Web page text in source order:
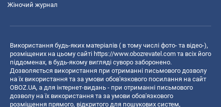
Жіночий журнал
Використання будь-яких матеріалів ( в тому числі фото- та відео-),
розміщених на цьому сайті https://www.obozrevatel.com та всіх його
піддоменах, в будь-якому вигляді суворо заборонено.
Дозволяється використання при отриманні письмового дозволу
на їх використання та за умови обов'язкового посилання на сайт
OBOZ.UA, а для інтернет-видань - при отриманні письмового
дозволу на їх використання та за умови обов'язкового
розміщення прямого, відкритого для пошукових систем,